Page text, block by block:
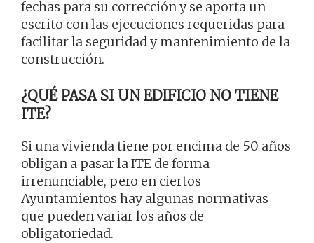
fechas para su corrección y se aporta un
escrito con las ejecuciones requeridas para
facilitar la seguridad y mantenimiento de la
construcción.
¿QUÉ PASA SI UN EDIFICIO NO TIENE
ITE?
Si una vivienda tiene por encima de 50 años
obligan a pasar la ITE de forma
irrenunciable, pero en ciertos
Ayuntamientos hay algunas normativas
que pueden variar los años de
obligatoriedad.